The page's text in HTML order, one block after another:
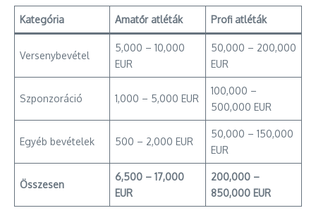
Kategória Amatőr atléták Profi atléták
Versenybevétel
5,000 – 10,000
EUR
50,000 – 200,000
EUR
Szponzoráció 1,000 – 5,000 EUR
100,000 –
500,000 EUR
Egyéb bevételek 500 – 2,000 EUR
50,000 – 150,000
EUR
Összesen
6,500 – 17,000
EUR
200,000 –
850,000 EUR